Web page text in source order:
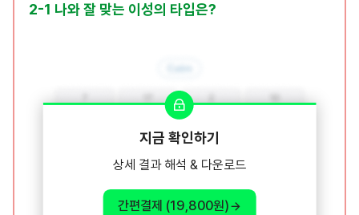
2-1 나와 잘 맞는 이성의 타입은?
지금 확인하기
상세 결과 해석 & 다운로드
간편결제 (19,800원)